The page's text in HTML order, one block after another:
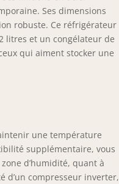
Ses dimensions
robuste. Ce réfrigérateur
litres et un congélateur de
qui aiment stocker une
une température
supplémentaire, vous
d’humidité, quant à
d’un compresseur inverter,